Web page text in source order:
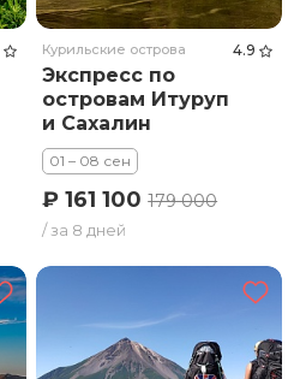
Курильские острова 4.9
Экспресс по
островам Итуруп
и Сахалин
01 – 08 сен
₽ 161 100179 000
/ за 8 дней